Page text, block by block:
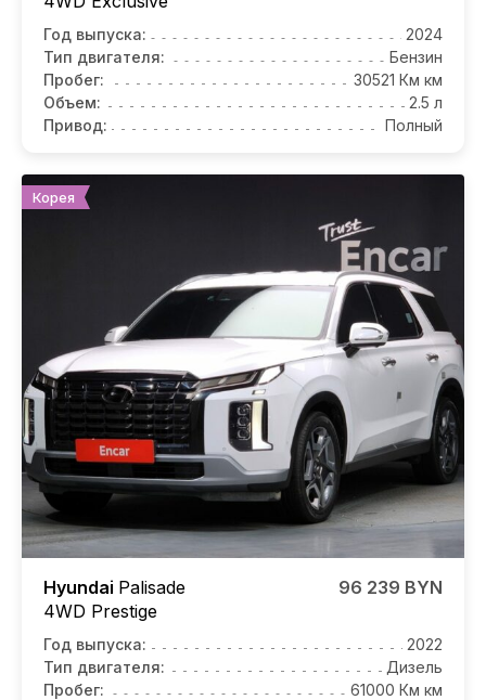
Год выпуска:
2024
Тип двигателя:
Бензин
Пробег:
30521 Км км
Объем:
2.5 л
Привод:
Полный
Корея
Hyundai Palisade
4WD Prestige
96 239 BYN
Год выпуска:
2022
Тип двигателя:
Дизель
Пробег:
61000 Км км